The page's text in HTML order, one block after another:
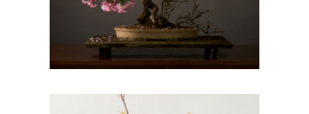
RECIBIR EL DIARIO DEL JARDÍN